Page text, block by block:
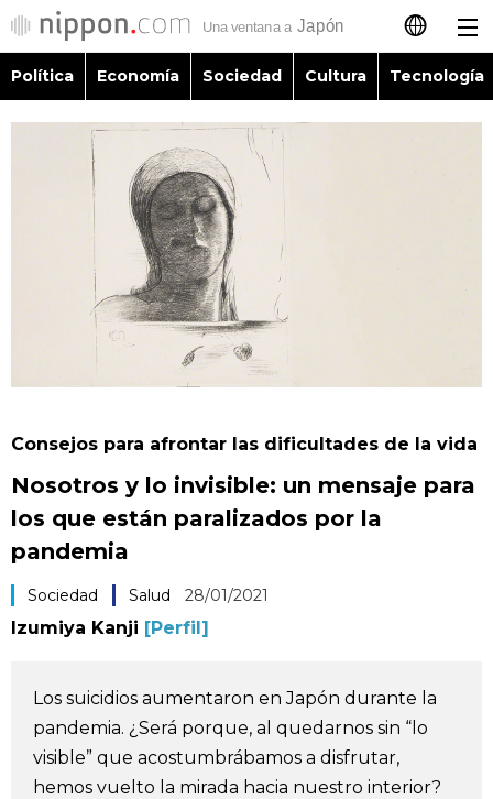
日本語
Economía
Sociedad
Vida
Guía de Japón
Más
Política Economía Sociedad Cultura Tecnología
Consejos para afrontar las dificultades de la vida
Nosotros y lo invisible: un mensaje para
los que están paralizados por la
pandemia
Sociedad Salud 28/01/2021
Izumiya Kanji [Perfil]
Los suicidios aumentaron en Japón durante la
pandemia. ¿Será porque, al quedarnos sin “lo
visible” que acostumbrábamos a disfrutar,
hemos vuelto la mirada hacia nuestro interior?